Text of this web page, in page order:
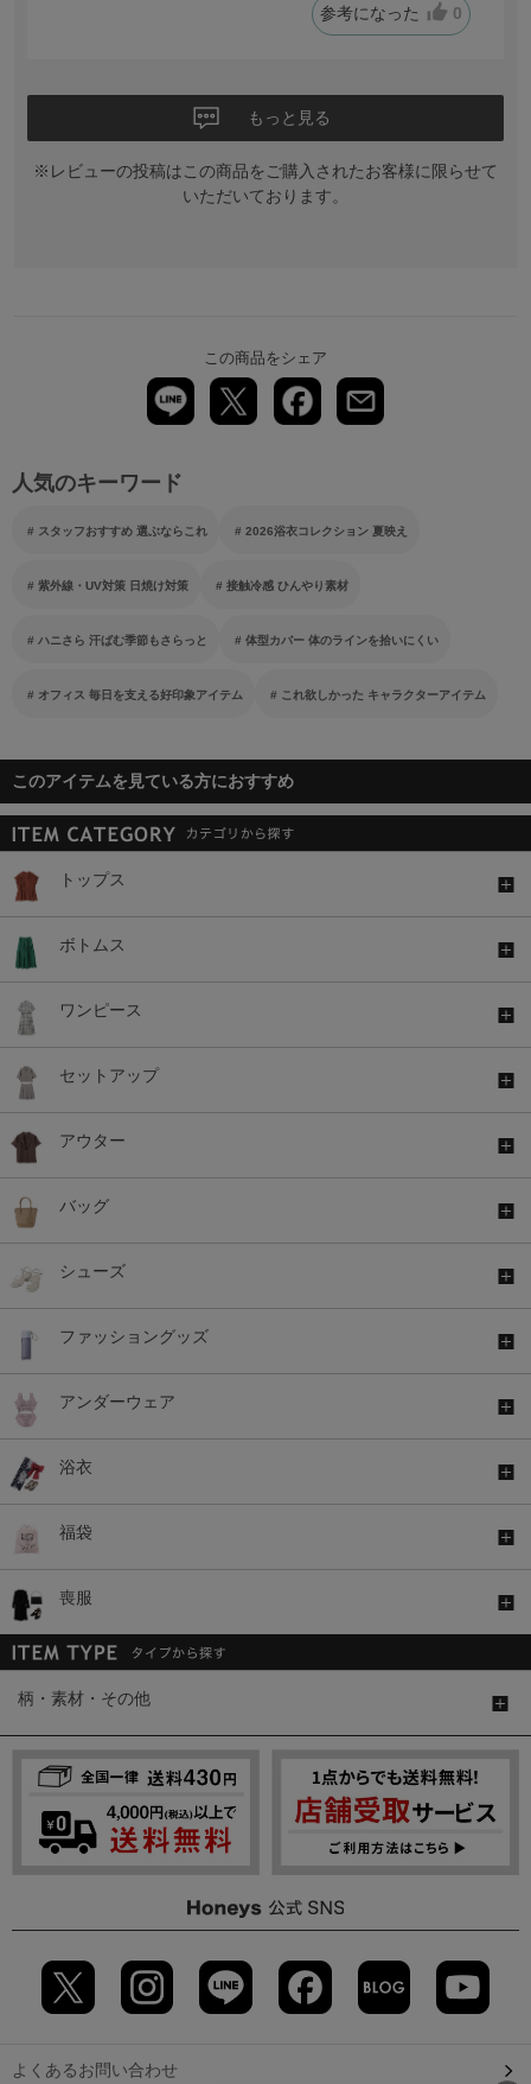
参考になった 0
もっと見る
※レビューの投稿はこの商品をご購入されたお客様に限らせて
いただいております。
この商品をシェア
人気のキーワード
スタッフおすすめ 選ぶならこれ 2026浴衣コレクション 夏映え
紫外線・UV対策 日焼け対策 接触冷感 ひんやり素材
ハニさら 汗ばむ季節もさらっと 体型カバー 体のラインを拾いにくい
オフィス 毎日を支える好印象アイテム これ欲しかった キャラクターアイテム
このアイテムを見ている方におすすめ
トップス
ボトムス
ワンピース
セットアップ
アウター
バッグ
シューズ
ファッショングッズ
アンダーウェア
浴衣
福袋
喪服
柄・素材・その他
よくあるお問い合わせ